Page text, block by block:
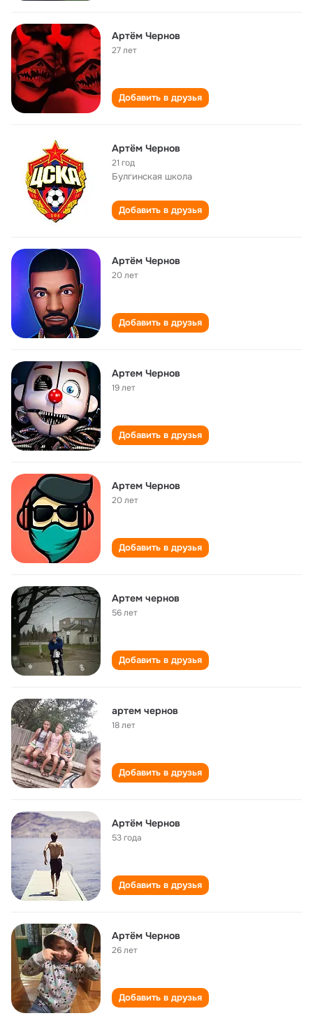
Артём Чернов
27 лет
Добавить в друзья
Артём Чернов
21 год
Булгинская школа
Добавить в друзья
Артём Чернов
20 лет
Добавить в друзья
Артем Чернов
19 лет
Добавить в друзья
Артем Чернов
20 лет
Добавить в друзья
Артем чернов
56 лет
Добавить в друзья
артем чернов
18 лет
Добавить в друзья
Артём Чернов
53 года
Добавить в друзья
Артём Чернов
26 лет
Добавить в друзья